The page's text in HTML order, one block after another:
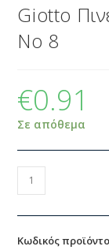
Giotto
No 8
€0.91
Σε απόθεμα
Κωδικός